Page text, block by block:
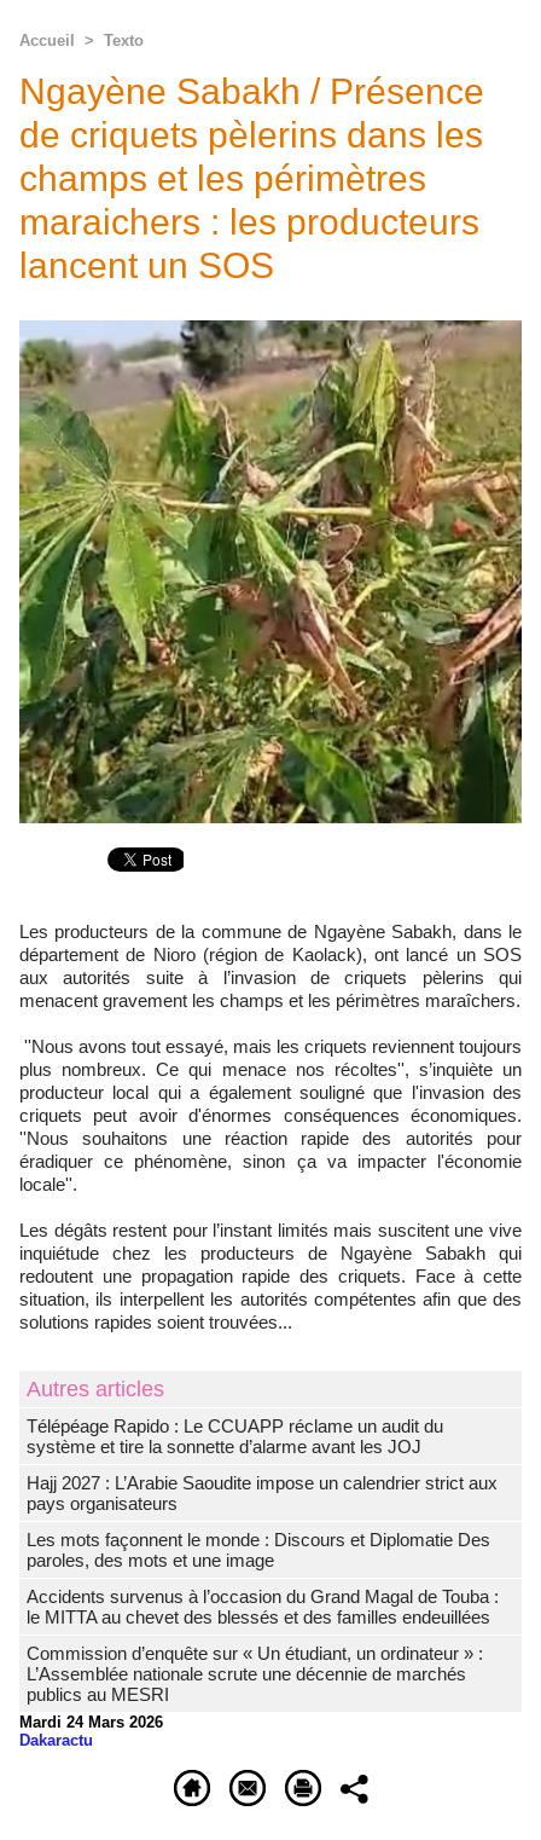
Accueil > Texto
Ngayène Sabakh / Présence
de criquets pèlerins dans les
champs et les périmètres
maraichers : les producteurs
lancent un SOS
Les producteurs de la commune de Ngayène Sabakh, dans le
département de Nioro (région de Kaolack), ont lancé un SOS
aux autorités suite à l’invasion de criquets pèlerins qui
menacent gravement les champs et les périmètres maraîchers.
''Nous avons tout essayé, mais les criquets reviennent toujours
plus nombreux. Ce qui menace nos récoltes'', s’inquiète un
producteur local qui a également souligné que l'invasion des
criquets peut avoir d'énormes conséquences économiques.
''Nous souhaitons une réaction rapide des autorités pour
éradiquer ce phénomène, sinon ça va impacter l'économie
locale''.
Les dégâts restent pour l’instant limités mais suscitent une vive
inquiétude chez les producteurs de Ngayène Sabakh qui
redoutent une propagation rapide des criquets. Face à cette
situation, ils interpellent les autorités compétentes afin que des
solutions rapides soient trouvées...
Autres articles
Télépéage Rapido : Le CCUAPP réclame un audit du
système et tire la sonnette d’alarme avant les JOJ
Hajj 2027 : L’Arabie Saoudite impose un calendrier strict aux
pays organisateurs
Les mots façonnent le monde : Discours et Diplomatie Des
paroles, des mots et une image
Accidents survenus à l’occasion du Grand Magal de Touba :
le MITTA au chevet des blessés et des familles endeuillées
Commission d’enquête sur « Un étudiant, un ordinateur » :
L’Assemblée nationale scrute une décennie de marchés
publics au MESRI
Mardi 24 Mars 2026
Dakaractu